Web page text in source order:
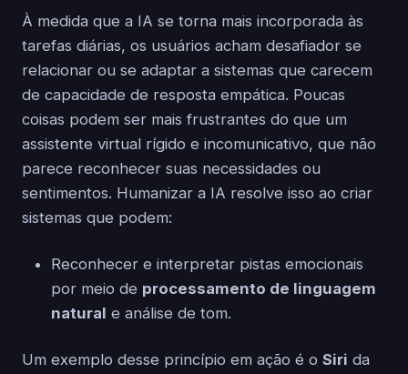
À medida que a IA se torna mais incorporada às
tarefas diárias, os usuários acham desafiador se
relacionar ou se adaptar a sistemas que carecem
de capacidade de resposta empática. Poucas
coisas podem ser mais frustrantes do que um
assistente virtual rígido e incomunicativo, que não
parece reconhecer suas necessidades ou
sentimentos. Humanizar a IA resolve isso ao criar
sistemas que podem:
Reconhecer e interpretar pistas emocionais
por meio de processamento de linguagem
natural e análise de tom.
Um exemplo desse princípio em ação é o Siri da